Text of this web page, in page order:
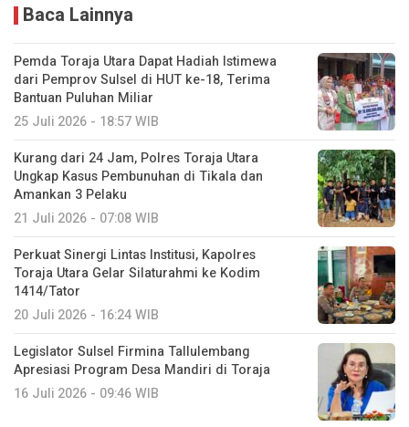
Baca Lainnya
Pemda Toraja Utara Dapat Hadiah Istimewa
dari Pemprov Sulsel di HUT ke-18, Terima
Bantuan Puluhan Miliar
25 Juli 2026 - 18:57 WIB
Kurang dari 24 Jam, Polres Toraja Utara
Ungkap Kasus Pembunuhan di Tikala dan
Amankan 3 Pelaku
21 Juli 2026 - 07:08 WIB
Perkuat Sinergi Lintas Institusi, Kapolres
Toraja Utara Gelar Silaturahmi ke Kodim
1414/Tator
20 Juli 2026 - 16:24 WIB
Legislator Sulsel Firmina Tallulembang
Apresiasi Program Desa Mandiri di Toraja
16 Juli 2026 - 09:46 WIB